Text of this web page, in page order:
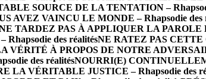
SOURCE DE LA TENTATION –
AVEZ VAINCU LE MONDE – Rhapsodie des
TARDEZ PAS À APPLIQUER LA PAROLE
des réalitésNE RATEZ PAS CETTE
VÉRITÉ À PROPOS DE NOTRE
des réalitésNOURRI(E)
LA VÉRITABLE JUSTICE – Rhapsodie des